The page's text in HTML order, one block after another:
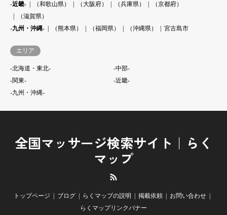
-近畿-
（和歌山県） （大阪府） （兵庫県）
（京都府）
（滋賀県）
-九州・沖縄-
（熊本県） （福岡県） （沖縄県） 宮古島市
エリア
-北海道・東北-
-中部-
-関東-
-近畿-
-九州・沖縄-
全国マッサージ検索サイト｜らく
マップ
トップページ ブログ らくマップの説明 掲載依頼
お問い合わせ
らくマップリンクバナー